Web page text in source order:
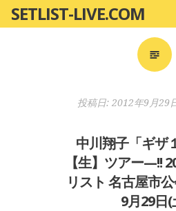
ン
SETLIST-LIVE.COM
投稿日: 2012年9月29
中川翔子「ギザ
【生】ツアー—!!
リスト 名古屋市
9月29日(